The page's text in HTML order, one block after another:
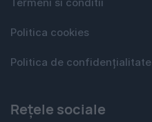
Termeni si conditii
Politica cookies
Politica de confidențialitate
Rețele sociale